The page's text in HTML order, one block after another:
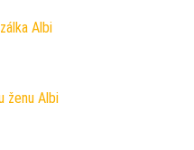
Albi
79 Kč.
ženu Albi
99 Kč.